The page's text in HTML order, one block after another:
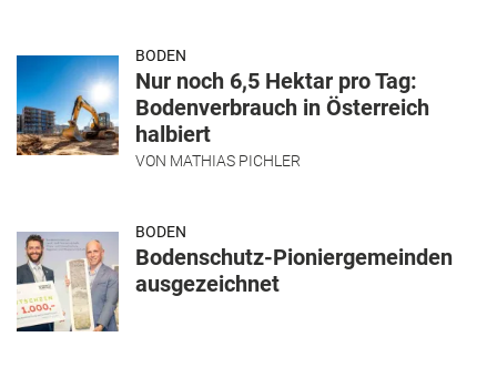
BODEN
Nur noch 6,5 Hektar pro Tag:
Bodenverbrauch in Österreich
halbiert
VON MATHIAS PICHLER
BODEN
Bodenschutz-Pioniergemeinden
ausgezeichnet